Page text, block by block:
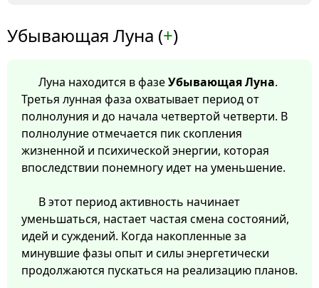
Убывающая Луна (+)
Луна находится в фазеУбывающая Луна.
Третья лунная фаза охватывает период от
полнолуния и до начала четвертой четверти. В
полнолуние отмечается пик скопления
жизненной и психической энергии, которая
впоследствии понемногу идет на уменьшение.
В этот период активность начинает
уменьшаться, настает частая смена состояний,
идей и суждений. Когда накопленные за
минувшие фазы опыт и силы энергетически
продолжаются пускаться на реализацию планов.